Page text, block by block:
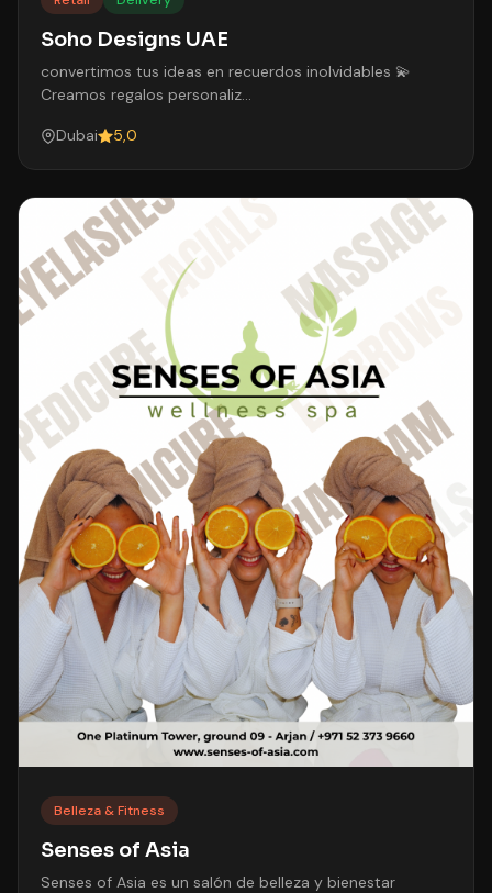
Soho Designs UAE
convertimos tus ideas en recuerdos inolvidables 💫
Creamos regalos personaliz…
Dubai 5,0
Belleza & Fitness
Senses of Asia
Senses of Asia es un salón de belleza y bienestar